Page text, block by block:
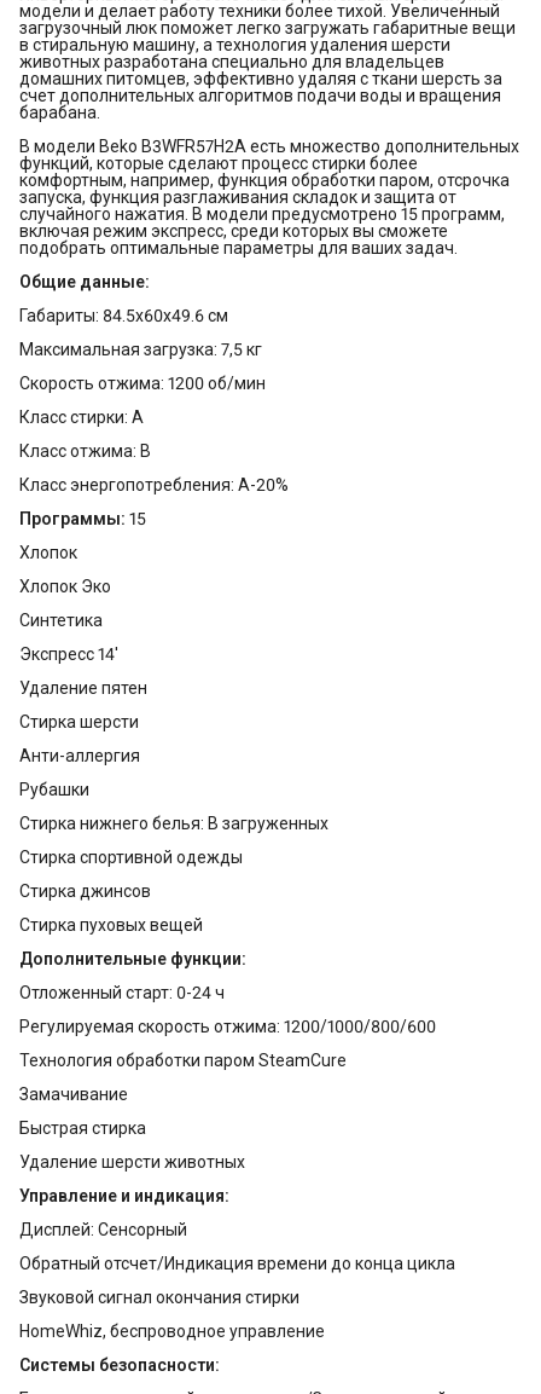
модели и делает работу техники более тихой. Увеличенный
загрузочный люк поможет легко загружать габаритные вещи
в стиральную машину, а технология удаления шерсти
животных разработана специально для владельцев
домашних питомцев, эффективно удаляя с ткани шерсть за
счет дополнительных алгоритмов подачи воды и вращения
барабана.
В модели Beko B3WFR57H2A есть множество дополнительных
функций, которые сделают процесс стирки более
комфортным, например, функция обработки паром, отсрочка
запуска, функция разглаживания складок и защита от
случайного нажатия. В модели предусмотрено 15 программ,
включая режим экспресс, среди которых вы сможете
подобрать оптимальные параметры для ваших задач.
Общие данные:
Габариты: 84.5x60x49.6 см
Максимальная загрузка: 7,5 кг
Скорость отжима: 1200 об/мин
Класс стирки: A
Класс отжима: B
Класс энергопотребления: A-20%
Программы: 15
Хлопок
Хлопок Эко
Синтетика
Экспресс 14'
Удаление пятен
Стирка шерсти
Анти-аллергия
Рубашки
Стирка нижнего белья: В загруженных
Стирка спортивной одежды
Стирка джинсов
Стирка пуховых вещей
Дополнительные функции:
Отложенный старт: 0-24 ч
Регулируемая скорость отжима: 1200/1000/800/600
Технология обработки паром SteamCure
Замачивание
Быстрая стирка
Удаление шерсти животных
Управление и индикация:
Дисплей: Сенсорный
Обратный отсчет/Индикация времени до конца цикла
Звуковой сигнал окончания стирки
HomeWhiz, беспроводное управление
Системы безопасности: